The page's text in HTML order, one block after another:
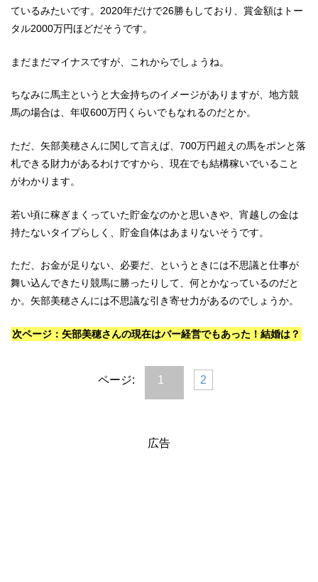
ているみたいです。2020年だけで26勝もしており、賞金額はトー
タル2000万円ほどだそうです。
まだまだマイナスですが、これからでしょうね。
ちなみに馬主というと大金持ちのイメージがありますが、地方競
馬の場合は、年収600万円くらいでもなれるのだとか。
ただ、矢部美穂さんに関して言えば、700万円超えの馬をポンと落
札できる財力があるわけですから、現在でも結構稼いでいること
がわかります。
若い頃に稼ぎまくっていた貯金なのかと思いきや、宵越しの金は
持たないタイプらしく、貯金自体はあまりないそうです。
ただ、お金が足りない、必要だ、というときには不思議と仕事が
舞い込んできたり競馬に勝ったりして、何とかなっているのだと
か。矢部美穂さんには不思議な引き寄せ力があるのでしょうか。
次ページ：矢部美穂さんの現在はバー経営でもあった！結婚は？
ページ: 1 2
広告